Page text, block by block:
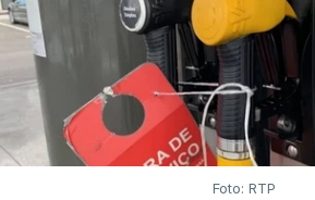
Foto: RTP